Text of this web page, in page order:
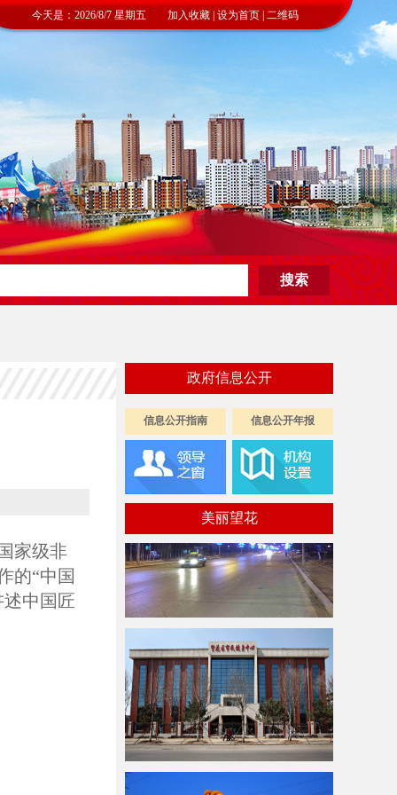
今天是：2026/8/7 星期五 加入收藏 | 设为首页 | 二维码
家级非
的“中国
中国匠
政府信息公开
信息公开指南 信息公开年报
美丽望花